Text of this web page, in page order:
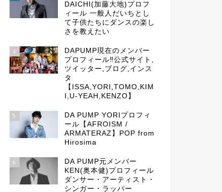
DAICHI(加藤大地)プロフ
ィール 一般人だいちとし
て子供たちにダンスの楽し
さを教えたい
4
DAPUMP現在のメンバー
プロフィール‼公式サイト,
ツイッター,ブログ,インス
タ
【ISSA,YORI,TOMO,KIM
I,U-YEAH,KENZO】
5
DA PUMP YORIプロフィ
ール【AFROISM /
ARMATERAZ】POP from
Hirosima
6
DA PUMP元メンバー
KEN(奥本健)プロフィール
ダンサー・アーティスト・
シンガー・ラッパー